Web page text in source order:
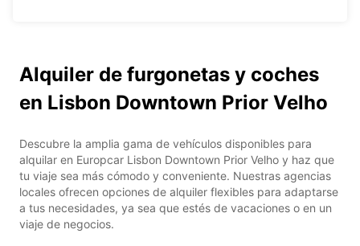
Alquiler de furgonetas y coches
en Lisbon Downtown Prior Velho
Descubre la amplia gama de vehículos disponibles para
alquilar en Europcar Lisbon Downtown Prior Velho y haz que
tu viaje sea más cómodo y conveniente. Nuestras agencias
locales ofrecen opciones de alquiler flexibles para adaptarse
a tus necesidades, ya sea que estés de vacaciones o en un
viaje de negocios.